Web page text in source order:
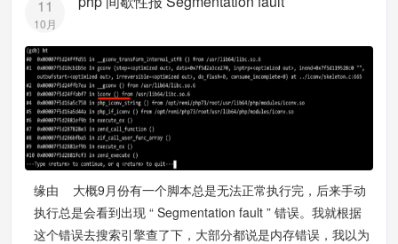
11
10月
缘由 大概9月份有一个脚本总是无法正常执行完，后来手动
执行总是会看到出现 “ Segmentation fault ” 错误。我就根据
这个错误去搜索引擎查了下，大部分都说是内存错误，我以为